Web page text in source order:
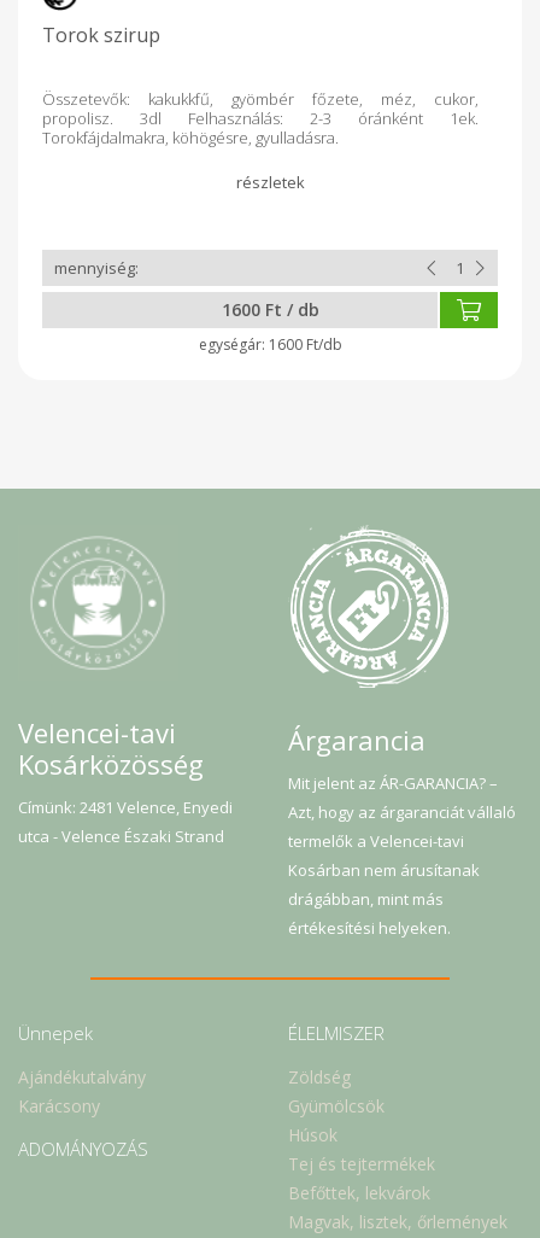
Torok szirup
Összetevők: kakukkfű, gyömbér főzete, méz, cukor,
propolisz. 3dl Felhasználás: 2-3 óránként 1ek.
Torokfájdalmakra, köhögésre, gyulladásra.
1600 Ft / db
1600 Ft/db
Velencei-tavi
Kosárközösség
Címünk: 2481 Velence, Enyedi
utca - Velence Északi Strand
Árgarancia
Mit jelent az ÁR-GARANCIA? –
Azt, hogy az árgaranciát vállaló
termelők a Velencei-tavi
Kosárban nem árusítanak
drágábban, mint más
értékesítési helyeken.
Ünnepek
Ajándékutalvány
Karácsony
ADOMÁNYOZÁS
ÉLELMISZER
Zöldség
Gyümölcsök
Húsok
Tej és tejtermékek
Befőttek, lekvárok
Magvak, lisztek, őrlemények